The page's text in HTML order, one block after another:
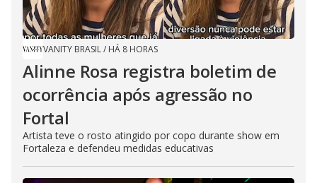
VANITY BRASIL/ HÁ 8 HORAS
Alinne Rosa registra boletim de
ocorrência após agressão no
Fortal
Artista teve o rosto atingido por copo durante show em
Fortaleza e defendeu medidas educativas